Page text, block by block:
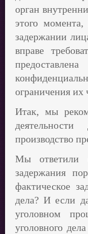
орган
этого
задержании
вправе
ограничения их
Итак, мы
производство
Мы ответили
задержания
фактическое
дела? И если
уголовном
уголовного